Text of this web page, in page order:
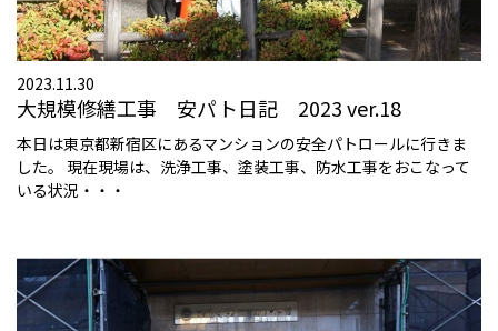
2023.11.30
大規模修繕工事 安パト日記 2023 ver.18
本日は東京都新宿区にあるマンションの安全パトロールに行きま
した。 現在現場は、洗浄工事、塗装工事、防水工事をおこなって
いる状況・・・